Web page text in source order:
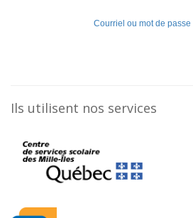
Courriel ou mot de
Ils utilisent nos services